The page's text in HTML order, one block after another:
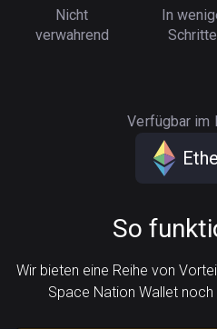
Nicht
verwahrend
In
Verfügbar im
So
Wir bieten eine Reihe von
Space Nation Wallet